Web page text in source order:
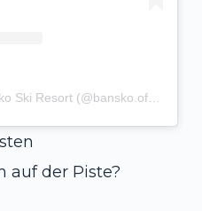
Ein Beitrag geteilt von Bansko Ski Resort (@bansko.official)
auf der Piste?